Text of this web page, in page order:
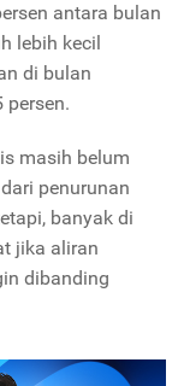
antara bulan
lebih kecil
di bulan
persen.
masih belum
penurunan
banyak di
jika aliran
dibanding